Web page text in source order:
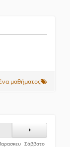
μαθήματος
Επόμενος
Σάββατο